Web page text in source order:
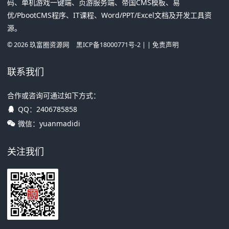
码、单机游戏一键端、页游服务端、帝国CMS模板、易
优/PbootCMS程序、IT课程、Word/PPT/Excel文档及开发工具资
源。
©2026玖富圈资源网 黑ICP备18000771号-2| | 免责声明
联系我们
合作或咨询可通过如下方式：
QQ： 2406785858
微信：yuanmadidi
关注我们